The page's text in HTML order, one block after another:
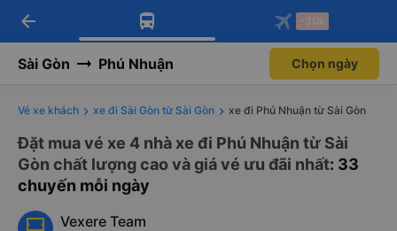
Tải app Vexere ngay!
Nhận ưu đãi thành viên độc
Mở app
Tải app Vexere
-30k/ghế khi đặt vé máy bay qua
Mở app
arrow_back -30k
Sài Gòn Phú Nhuận Chọn ngày
Vé xe khách xe đi Sài Gòn từ Sài Gòn xe đi Phú Nhuận từ Sài Gòn
Đặt mua vé xe 4 nhà xe đi Phú Nhuận từ Sài
Gòn chất lượng cao và giá vé ưu đãi nhất: 33
chuyến mỗi ngày
Vexere Team